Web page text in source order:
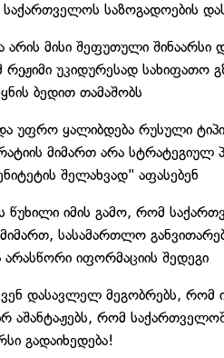
საზოგადოების
არის მისი შეფუთული
უკიდურესად სახიფათო
ბედით თამაშობს
ყალიბდება რუსული
მიმართ არა სტრატეგიულ
შელახვად" აფასებენ
იმის გამო, რომ
მიმართ, სასამართლო
არასწორი იფორმაციის შედეგი
დასავლელ მეგობრებს, რომ
აშანტაჟებს, რომ
გადაიხედება!